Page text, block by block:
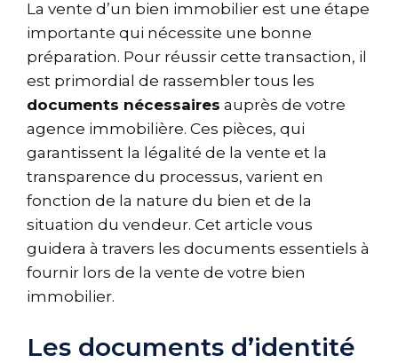
La vente d’un bien immobilier est une étape
importante qui nécessite une bonne
préparation. Pour réussir cette transaction, il
est primordial de rassembler tous les
documents nécessaires auprès de votre
agence immobilière. Ces pièces, qui
garantissent la légalité de la vente et la
transparence du processus, varient en
fonction de la nature du bien et de la
situation du vendeur. Cet article vous
guidera à travers les documents essentiels à
fournir lors de la vente de votre bien
immobilier.
Les documents d’identité